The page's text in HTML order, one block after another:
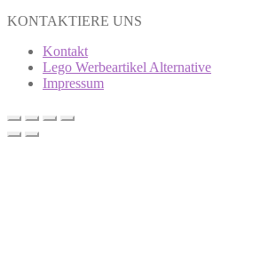
KONTAKTIERE UNS
Kontakt
Lego Werbeartikel Alternative
Impressum